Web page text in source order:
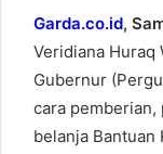
a
m
a
i
Garda.co.id,
Veridiana Huraq
Gubernur
cara pemberian,
belanja Bantuan